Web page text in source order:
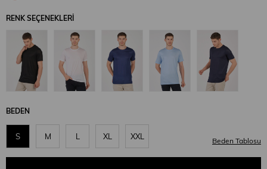
RENK SEÇENEKLERI
BEDEN
S M L XL XXL Beden Tablosu